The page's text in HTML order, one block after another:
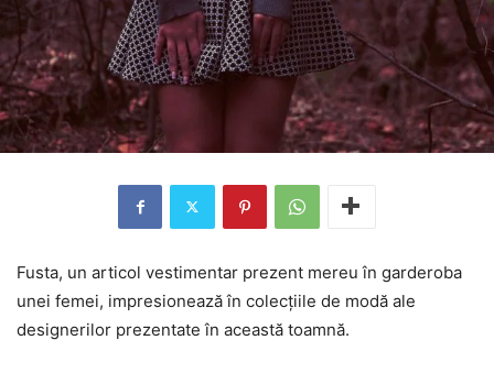
Fusta, un articol vestimentar prezent mereu în garderoba
unei femei, impresionează în colecțiile de modă ale
designerilor prezentate în această toamnă.